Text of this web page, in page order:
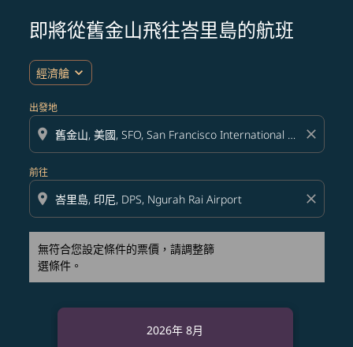
即將從舊金山飛往峇里島的航班
經濟艙 expand_more
出發地
location_on close
前往
location_on close
無符合您設定條件的票價，請調整篩
選條件。
無符合您設定條件的票價，請調整篩選條件。
2026年 8月